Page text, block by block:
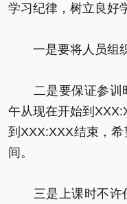
学习纪律，树立良好
一是要将人员组织
二是要保证参训
午从现在开始到
到XXX:XXX结束，
间。
三是上课时不许